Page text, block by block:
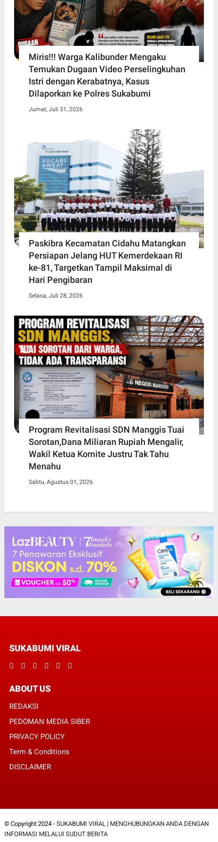
Miris!!! Warga Kalibunder Mengaku
Temukan Dugaan Video Perselingkuhan
Istri dengan Kerabatnya, Kasus
Dilaporkan ke Polres Sukabumi
Jumat, Juli 31, 2026
Paskibra Kecamatan Cidahu Matangkan
Persiapan Jelang HUT Kemerdekaan RI
ke-81, Targetkan Tampil Maksimal di
Hari Pengibaran
Selasa, Juli 28, 2026
Program Revitalisasi SDN Manggis Tuai
Sorotan,Dana Miliaran Rupiah Mengalir,
Wakil Ketua Komite Justru Tak Tahu
Menahu
Sabtu, Agustus 01, 2026
SUKABUMI VIRAL
ABOUT US
REDAKSI
PEDOMAN MEDIA SIBER
PRIVACY POLICY
Term & Conditions
DISCLAIMER
© Copyright 2024 - SUKABUMI VIRAL | MENGHUBUNGKAN ANDA DENGAN
INFORMASI MELALUI SUDUT BERITA